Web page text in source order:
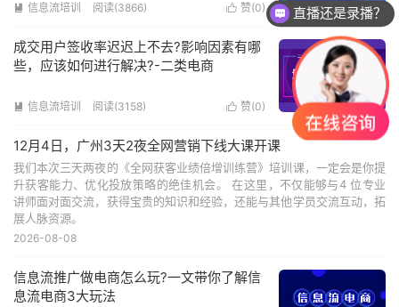
 赞(0)
 信息流培训 阅读(3866)
成交用户签收率迟迟上不去?影响因素有哪
些，应该如何进行解决?-二类电商
 赞(0)
 信息流培训 阅读(3158)
12月4日，广州3天2夜全网营销下线大课开课
我们本次三天两夜的《全网获客业绩倍增训练营》培训课，一定会是你提
升获客能力、优化投放策略的绝佳机会。 在这里，不仅能够与4 位专业
讲师面对面交流，获得宝贵的知识和经验，还能与其他学员交流互动，拓
展人脉资源。
2026-08-08
信息流推广做电商怎么玩?一文带你了解信
息流电商3大玩法
直播还是录播？